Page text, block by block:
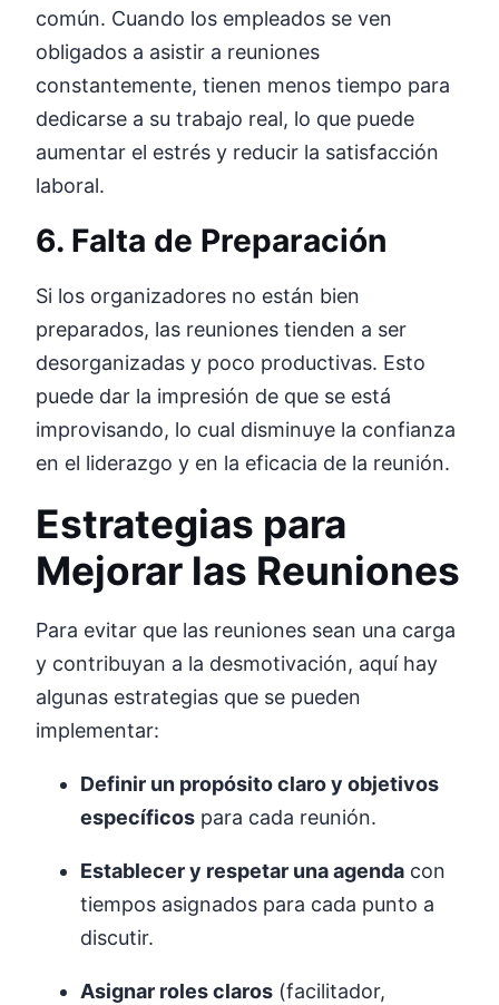
común. Cuando los empleados se ven
obligados a asistir a reuniones
constantemente, tienen menos tiempo para
dedicarse a su trabajo real, lo que puede
aumentar el estrés y reducir la satisfacción
laboral.
6. Falta de Preparación
Si los organizadores no están bien
preparados, las reuniones tienden a ser
desorganizadas y poco productivas. Esto
puede dar la impresión de que se está
improvisando, lo cual disminuye la confianza
en el liderazgo y en la eficacia de la reunión.
Estrategias para
Mejorar las Reuniones
Para evitar que las reuniones sean una carga
y contribuyan a la desmotivación, aquí hay
algunas estrategias que se pueden
implementar:
Definir un propósito claro y objetivos
específicospara cada reunión.
Establecer y respetar una agendacon
tiempos asignados para cada punto a
discutir.
Asignar roles claros(facilitador,